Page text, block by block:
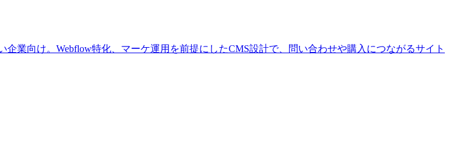
業向け。Webflow特化、マーケ運用を前提にしたCMS設計で、問い合わせや購入につながるサイト